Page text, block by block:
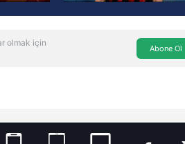
olmak için
Abone Ol